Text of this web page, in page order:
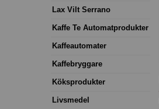
Lax Vilt Serrano
Kaffe Te Automatprodukter
Kaffeautomater
Kaffebryggare
Köksprodukter
Livsmedel